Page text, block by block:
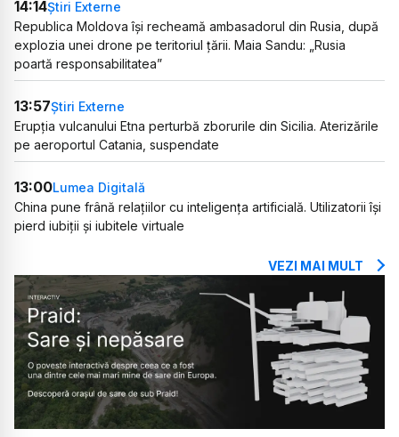
14:14Știri Externe
Republica Moldova își recheamă ambasadorul din Rusia, după
explozia unei drone pe teritoriul țării. Maia Sandu: „Rusia
poartă responsabilitatea”
13:57Știri Externe
Erupția vulcanului Etna perturbă zborurile din Sicilia. Aterizările
pe aeroportul Catania, suspendate
13:00Lumea Digitală
China pune frână relațiilor cu inteligența artificială. Utilizatorii își
pierd iubiții și iubitele virtuale
VEZI MAI MULT